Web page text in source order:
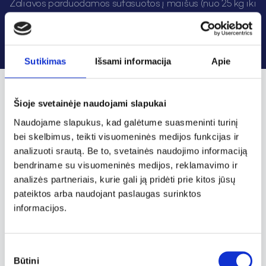
Sutikimas Išsami informacija Apie
Šioje svetainėje naudojami slapukai
Naudojame slapukus, kad galėtume suasmeninti turinį
bei skelbimus, teikti visuomeninės medijos funkcijas ir
analizuoti srautą. Be to, svetainės naudojimo informaciją
bendriname su visuomeninės medijos, reklamavimo ir
analizės partneriais, kurie gali ją pridėti prie kitos jūsų
pateiktos arba naudojant paslaugas surinktos
informacijos.
pasirinkimas
Būtini
Žaliavos parduodamos sufasuotos į maišus (nuo 25 kg iki